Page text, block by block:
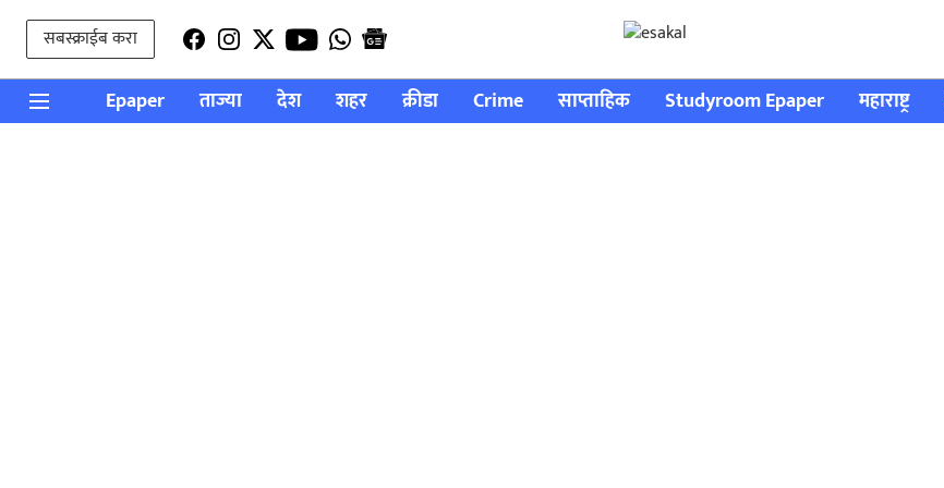
सबस्क्राईब करा
Epaper ताज्या देश शहर क्रीडा Crime साप्ताहिक Studyroom Epaper महाराष्ट्र